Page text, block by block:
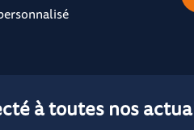
à toutes nos